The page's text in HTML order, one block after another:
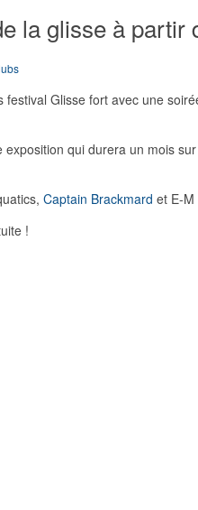
la glisse à partir
festival Glisse fort avec une
qui durera un mois
Captain Brackmard et E-M
!